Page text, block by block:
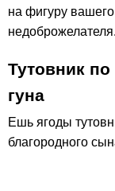
на фигуру
недоброжелателя.
Тутовник
гуна
Ешь ягоды
благородного